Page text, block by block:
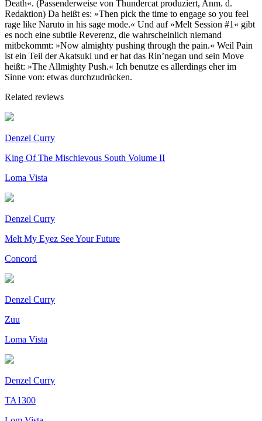
Death«. (Passenderweise von Thundercat produziert, Anm. d.
Redaktion) Da heißt es: »Then pick the time to engage so you feel
rage like Naruto in his sage mode.« Und auf »Melt Session #1« gibt
es noch eine subtile Reverenz, die wahrscheinlich niemand
mitbekommt: »Now almighty pushing through the pain.« Weil Pain
ist ein Teil der Akatsuki und er hat das Rin’negan und sein Move
heißt: »The Allmighty Push.« Ich benutze es allerdings eher im
Sinne von: etwas durchzudrücken.
Related reviews
Denzel Curry
King Of The Mischievous South Volume II
Loma Vista
Denzel Curry
Melt My Eyez See Your Future
Concord
Denzel Curry
Zuu
Loma Vista
Denzel Curry
TA1300